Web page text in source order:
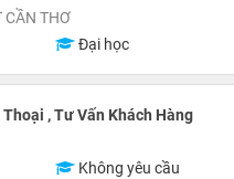
CẦN THƠ
Đại học
, Tư Vấn Khách Hàng
Không yêu cầu